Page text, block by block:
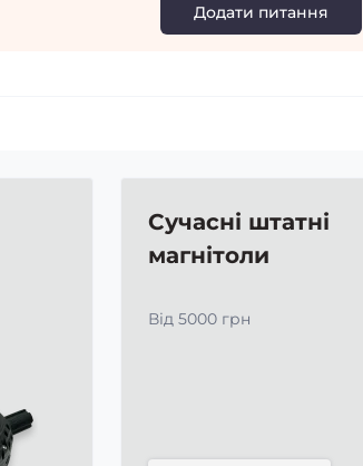
Додати питання
Сучасні штатні
магнітоли
Від 5000 грн